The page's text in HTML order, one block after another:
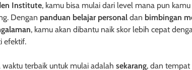
Institute, kamu bisa mulai dari level mana pun
Dengan panduan belajar personal dan bimbingan
, kamu akan dibantu naik skor lebih cepat
efektif.
waktu terbaik untuk mulai adalah sekarang, dan